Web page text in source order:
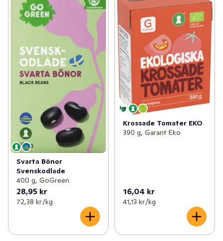
Svarta Bönor
Svenskodlade
400 g, GoGreen
28,95 kr
72,38 kr /kg
Krossade Tomater EKO
390 g, Garant Eko
16,04 kr
41,13 kr /kg